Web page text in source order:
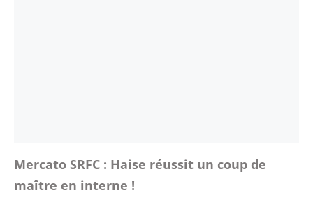
Mercato SRFC : Haise réussit un coup de
maître en interne !